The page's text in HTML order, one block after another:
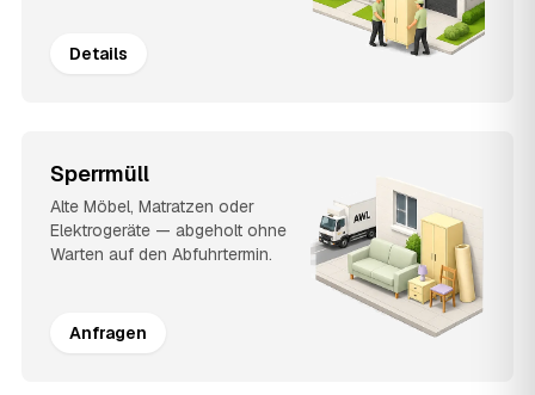
Details
Sperrmüll
Alte Möbel, Matratzen oder
Elektrogeräte — abgeholt ohne
Warten auf den Abfuhrtermin.
Anfragen